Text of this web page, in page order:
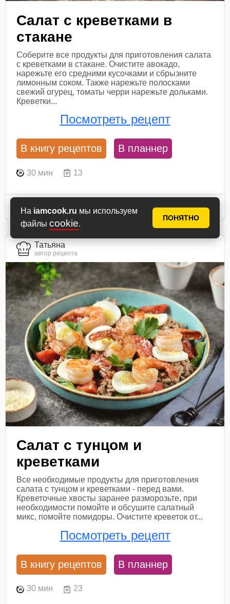
На iamcook.ru мы используем
файлы cookie.
ПОНЯТНО
Салат с креветками в
стакане
Соберите все продукты для приготовления салата
с креветками в стакане. Очистите авокадо,
нарежьте его средними кусочками и сбрызните
лимонным соком. Также нарежьте полосками
свежий огурец, томаты черри нарежьте дольками.
Креветки...
Посмотреть рецепт
В книгу рецептов В планнер
30 мин 13
Ингредиенты
Татьяна
автор рецепта
Салат с тунцом и
креветками
Все необходимые продукты для приготовления
салата с тунцом и креветками - перед вами.
Креветочные хвосты заранее разморозьте, при
необходимости помойте и обсушите салатный
микс, помойте помидоры. Очистите креветок от...
Посмотреть рецепт
В книгу рецептов В планнер
30 мин 23